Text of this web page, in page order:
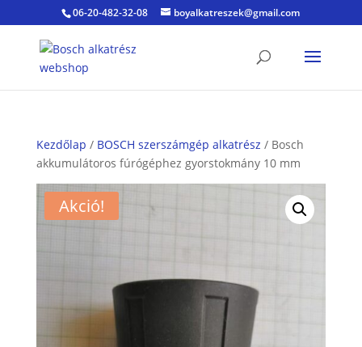
06-20-482-32-08 boyalkatreszek@gmail.com
Kezdőlap / BOSCH szerszámgép alkatrész / Bosch
akkumulátoros fúrógéphez gyorstokmány 10 mm
Akció!